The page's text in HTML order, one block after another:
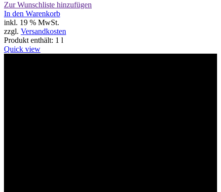
Zur Wunschliste hinzufügen
In den Warenkorb
inkl. 19 % MwSt.
zzgl. Versandkosten
Produkt enthält: 1 l
Quick view